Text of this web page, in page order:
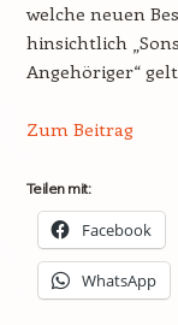
welche neuen
hinsichtlich
Angehöriger“
Zum Beitrag
Teilen mit:
Facebook
WhatsApp